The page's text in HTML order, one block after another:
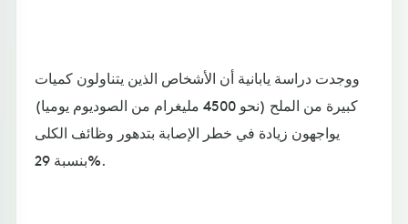
ووجدت دراسة يابانية أن الأشخاص الذين يتناولون كميات
كبيرة من الملح (نحو 4500 مليغرام من الصوديوم يوميا)
يواجهون زيادة في خطر الإصابة بتدهور وظائف الكلى
بنسبة 29%.